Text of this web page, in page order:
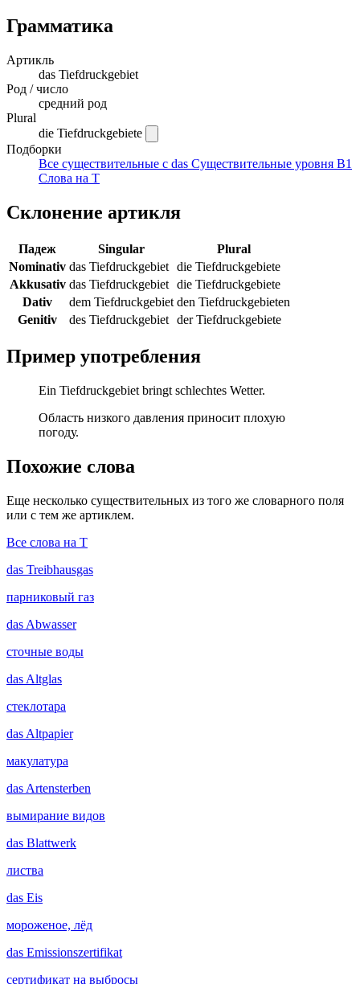
Грамматика
Артикль
das Tiefdruckgebiet
Род / число
средний род
Plural
die Tiefdruckgebiete
Подборки
Все существительные с das Существительные уровня B1
Слова на T
Склонение артикля
Падеж Singular
Plural
Nominativ das Tiefdruckgebiet die Tiefdruckgebiete
Akkusativ das Tiefdruckgebiet die Tiefdruckgebiete
Dativ
dem Tiefdruckgebiet den Tiefdruckgebieten
Genitiv
des Tiefdruckgebiet der Tiefdruckgebiete
Пример употребления
Ein Tiefdruckgebiet bringt schlechtes Wetter.
Область низкого давления приносит плохую
погоду.
Похожие слова
Еще несколько существительных из того же словарного поля
или с тем же артиклем.
Все слова на T
das Treibhausgas
парниковый газ
das Abwasser
сточные воды
das Altglas
стеклотара
das Altpapier
макулатура
das Artensterben
вымирание видов
das Blattwerk
листва
das Eis
мороженое, лёд
das Emissionszertifikat
сертификат на выбросы